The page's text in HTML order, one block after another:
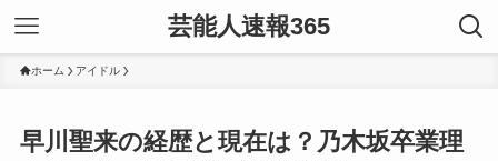
芸能人速報365
ホーム アイドル
早川聖来の経歴と現在は？乃木坂卒業理